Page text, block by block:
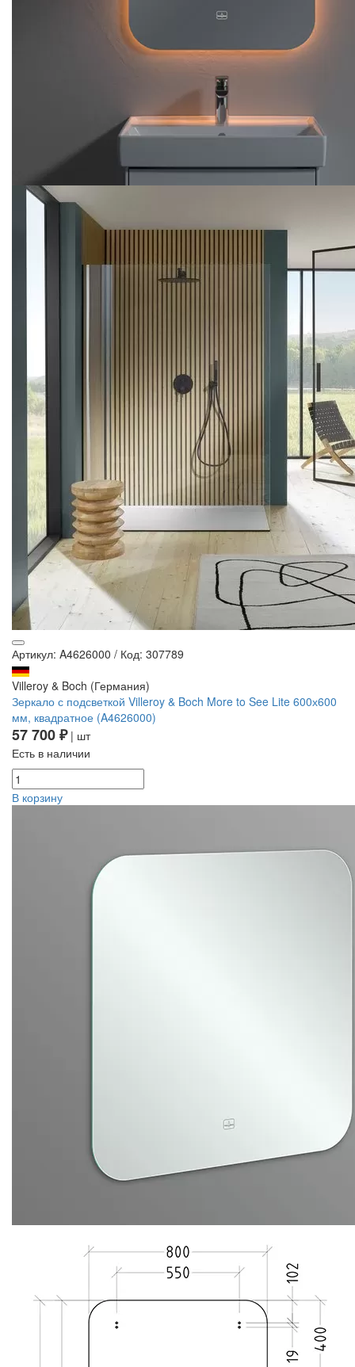
Артикул: A4626000 / Код: 307789
Villeroy & Boch (Германия)
Зеркало с подсветкой Villeroy & Boch More to See Lite 600х600
мм, квадратное (A4626000)
57 700 ₽| шт
Есть в наличии
В корзину